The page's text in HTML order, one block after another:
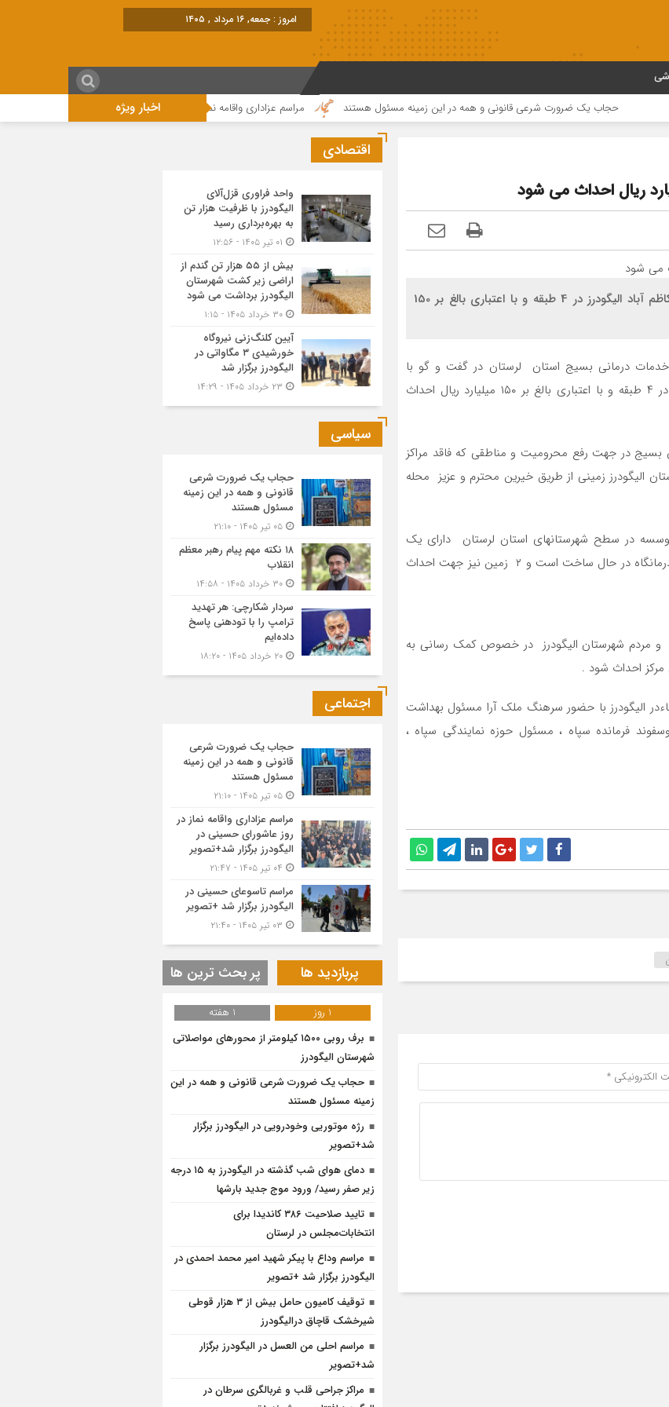
امروز : جمعه, ۱۶ مرداد , ۱۴۰۵
اخبار ویژه حجاب یک ضرورت شرعی قانونی و همه در این زمینه مسئول هستند مراسم عزاداری واقامه نماز در روز عاشورای حسینی در الیگودرز برگزار شد+تصویر
سرهنگ ملک آرا گفت : مرکز خدمات درمانی مهر شفاء محله کاظم آباد الیگودرز در 4 طبقه و با اعتباری بالغ بر 150
درمانی بسیج استان لرستان در گفت و گو با
هیجار گفت : مجتمع درمانی مهر شفاء محله کاظم آباد الیگودرز در ۴ طبقه و با اعتباری بالغ بر ۱۵۰ میلیارد ریال احداث
در جهت رفع محرومیت و مناطقی که فاقد مراکز
الیگودرز زمینی از طریق خیرین محترم و عزیز محله
در سطح شهرستانهای استان لرستان دارای یک
درمانگاه فعال و یک درمانگاه در آستانه افتتاح دارد و همچنیبن ۲ درمانگاه در حال ساخت است و ۲ زمین نیز جهت احداث
و مردم شهرستان الیگودرز در خصوص کمک رسانی به
مرکز احداث شود .
الیگودرز با حضور سرهنگ ملک آرا مسئول بهداشت
فرمانده سپاه ، مسئول حوزه نمایندگی سپاه ،
اقتصادی
واحد فراوری قزل‌آلای
الیگودرز با ظرفیت هزار تن
به بهره‌برداری رسید
بیش از ۵۵ هزار تن گندم از
اراضی زیر کشت شهرستان
الیگودرز برداشت می شود
آیین کلنگ‌زنی نیروگاه
خورشیدی ۳ مگاواتی در
الیگودرز برگزار شد
سیاسی
حجاب یک ضرورت شرعی
قانونی و همه در این زمینه
مسئول هستند
۱۸ نکته مهم پیام رهبر معظم
انقلاب
سردار شکارچی: هر تهدید
ترامپ را با تودهنی پاسخ
داده‌ایم
اجتماعی
حجاب یک ضرورت شرعی
قانونی و همه در این زمینه
مسئول هستند
مراسم عزاداری واقامه نماز در
روز عاشورای حسینی در
الیگودرز برگزار شد+تصویر
مراسم تاسوعای حسینی در
الیگودرز برگزار شد +تصویر
پربازدید ها پر بحث ترین ها
1 روز
1 هفته
برف روبی ۱۵۰۰ کیلومتر از محور‌های مواصلاتی
شهرستان الیگودرز
حجاب یک ضرورت شرعی قانونی و همه در این
زمینه مسئول هستند
رژه موتوریی وخودرویی در الیگودرز برگزار
شد+تصویر
دمای هوای شب گذشته در الیگودرز به ۱۵ درجه
زیر صفر رسید/ ورود موج جدید بارشها
تایید صلاحیت ۳۸۶ کاندیدا برای
انتخابات‌مجلس در لرستان
مراسم وداع با پیکر شهید امیر محمد احمدی در
الیگودرز برگزار شد +تصویر
توقیف کامیون حامل بیش از ۳ هزار قوطی
شیرخشک قاچاق درالیگودرز
مراسم احلی من العسل در الیگودرز برگزار
شد+تصویر
مراکز جراحی قلب و غربالگری سرطان در